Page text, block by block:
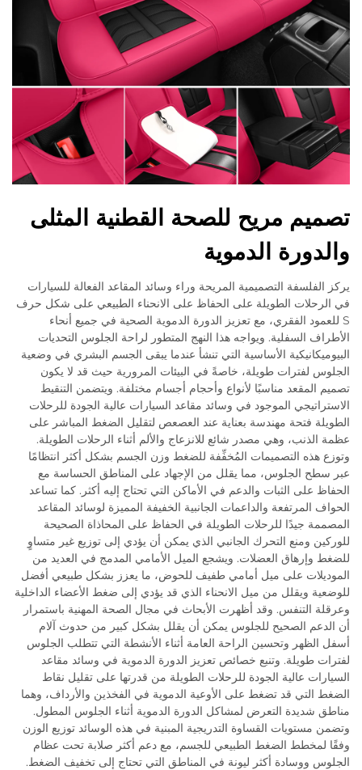
تصميم مريح للصحة القطنية المثلى
والدورة الدموية
يركز الفلسفة التصميمية المريحة وراء وسائد المقاعد الفعالة للسيارات
في الرحلات الطويلة على الحفاظ على الانحناء الطبيعي على شكل حرف
S للعمود الفقري، مع تعزيز الدورة الدموية الصحية في جميع أنحاء
الأطراف السفلية. ويواجه هذا النهج المتطور لراحة الجلوس التحديات
البيوميكانيكية الأساسية التي تنشأ عندما يبقى الجسم البشري في وضعية
الجلوس لفترات طويلة، خاصةً في البيئات المرورية حيث قد لا يكون
تصميم المقعد مناسبًا لأنواع وأحجام أجسام مختلفة. ويتضمن التنقيط
الاستراتيجي الموجود في وسائد مقاعد السيارات عالية الجودة للرحلات
الطويلة فتحة مهندسة بعناية عند العصعص لتقليل الضغط المباشر على
عظمة الذنب، وهي مصدر شائع للانزعاج والألم أثناء الرحلات الطويلة.
وتوزع هذه التصميمات المُخفِّفة للضغط وزن الجسم بشكل أكثر انتظامًا
عبر سطح الجلوس، مما يقلل من الإجهاد على المناطق الحساسة مع
الحفاظ على الثبات والدعم في الأماكن التي تحتاج إليه أكثر. كما تساعد
الحواف المرتفعة والداعمات الجانبية الخفيفة المميزة لوسائد المقاعد
المصممة جيدًا للرحلات الطويلة في الحفاظ على المحاذاة الصحيحة
للوركين ومنع التحرك الجانبي الذي يمكن أن يؤدي إلى توزيع غير متساوٍ
للضغط وإرهاق العضلات. ويشجع الميل الأمامي المدمج في العديد من
الموديلات على ميل أمامي طفيف للحوض، ما يعزز بشكل طبيعي أفضل
للوضعية ويقلل من ميل الانحناء الذي قد يؤدي إلى ضغط الأعضاء الداخلية
وعرقلة التنفس. وقد أظهرت الأبحاث في مجال الصحة المهنية باستمرار
أن الدعم الصحيح للجلوس يمكن أن يقلل بشكل كبير من حدوث آلام
أسفل الظهر وتحسين الراحة العامة أثناء الأنشطة التي تتطلب الجلوس
لفترات طويلة. وتنبع خصائص تعزيز الدورة الدموية في وسائد مقاعد
السيارات عالية الجودة للرحلات الطويلة من قدرتها على تقليل نقاط
الضغط التي قد تضغط على الأوعية الدموية في الفخذين والأرداف، وهما
مناطق شديدة التعرض لمشاكل الدورة الدموية أثناء الجلوس المطول.
وتضمن مستويات القساوة التدريجية المبنية في هذه الوسائد توزيع الوزن
وفقًا لمخطط الضغط الطبيعي للجسم، مع دعم أكثر صلابة تحت عظام
الجلوس ووسادة أكثر ليونة في المناطق التي تحتاج إلى تخفيف الضغط.